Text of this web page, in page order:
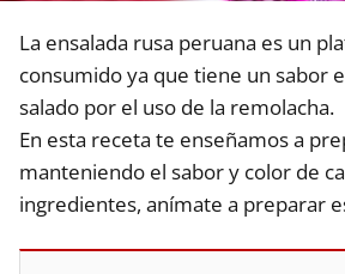
La ensalada rusa peruana es un
consumido ya que tiene un sabor
salado por el uso de la remolacha.
En esta receta te enseñamos a
manteniendo el sabor y color de
ingredientes, anímate a preparar